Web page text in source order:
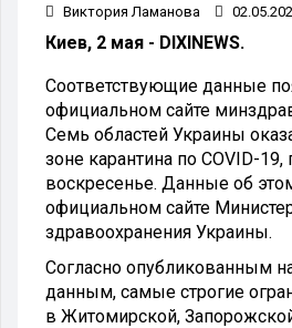
Виктория Ламанова
Киев, 2 мая - DIXINEWS.
Соответствующие данные
официальном сайте
Семь областей Украины
зоне карантина по COVID-
воскресенье. Данные об
официальном сайте
здравоохранения Украины.
Согласно опубликованным
данным, самые строгие
в Житомирской,